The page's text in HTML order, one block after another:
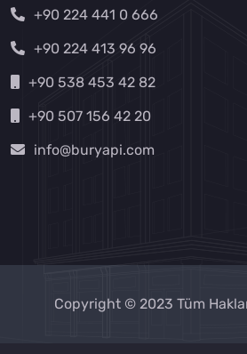
+90 224 441 0 666
+90 224 413 96 96
+90 538 453 42 82
+90 507 156 42 20
info@buryapi.com
Copyright © 2023 Tüm